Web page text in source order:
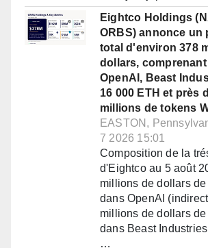
Eightco Holdings
ORBS) annonce un
total d'environ 378
dollars,
OpenAI, Beast
16 000 ETH et près
millions de tokens
EASTON,
7 2026 15:01
Composition de la
d'Eightco au 5 août
millions de dollars
dans OpenAI
millions de dollars
dans Beast
…